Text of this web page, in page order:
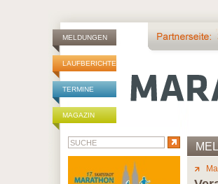
MELDUNGEN
LAUFBERICHTE
TERMINE
MAGAZIN